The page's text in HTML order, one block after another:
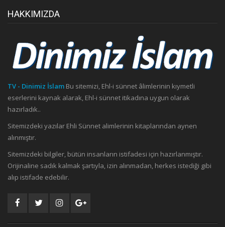
HAKKIMIZDA
TV - Dinimiz İslam Bu sitemizi, Ehl-i sünnet âlimlerinin kıymetli
eserlerini kaynak alarak, Ehl-i sünnet itikadına uygun olarak
hazırladık..
Sitemizdeki yazılar Ehli Sünnet alimlerinin kitaplarından aynen
alınmıştır.
Sitemizdeki bilgiler, bütün insanların istifadesi için hazırlanmıştır.
Orijinaline sadık kalmak şartıyla, izin alınmadan, herkes istediği gibi
alıp istifade edebilir.